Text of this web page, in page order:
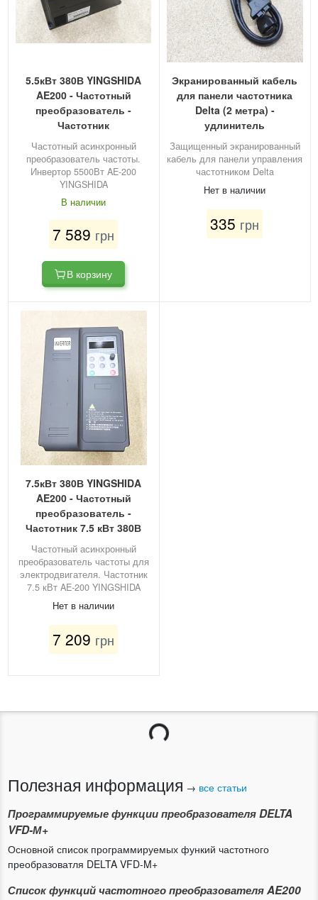
5.5кВт 380В YINGSHIDA
AE200 - Частотный
преобразователь -
Частотник
Частотный асинхронный
преобразователь частоты.
Инвертор 5500Вт AE-200
YINGSHIDA
В наличии
7 589 грн
В корзину
Экранированный кабель
для панели частотника
Delta (2 метра) -
удлинитель
Защищенный экранированный
кабель для панели управления
частотником Delta
Нет в наличии
335 грн
7.5кВт 380В YINGSHIDA
AE200 - Частотный
преобразователь -
Частотник 7.5 кВт 380В
Частотный асинхронный
преобразователь частоты для
электродвигателя. Частотник
7.5 кВт AE-200 YINGSHIDA
Нет в наличии
7 209 грн
Загрузка...
Полезная информация → все статьи
Программируемые функции преобразователя DELTA
VFD-М+
Основной список программируемых функий частотного
преобразоватля DELTA VFD-M+
Список функций частотного преобразователя AE200